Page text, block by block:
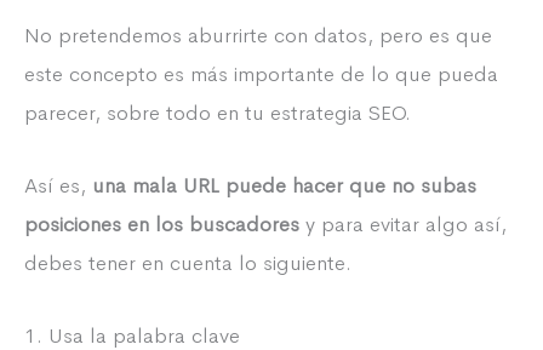
No pretendemos aburrirte con datos, pero es que
este concepto es más importante de lo que pueda
parecer, sobre todo en tu estrategia SEO.
Así es, una mala URL puede hacer que no subas
posiciones en los buscadores y para evitar algo así,
debes tener en cuenta lo siguiente.
1. Usa la palabra clave